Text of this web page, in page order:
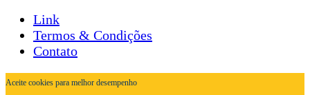
Link
Termos & Condições
Contato
Aceite cookies para melhor desempenho